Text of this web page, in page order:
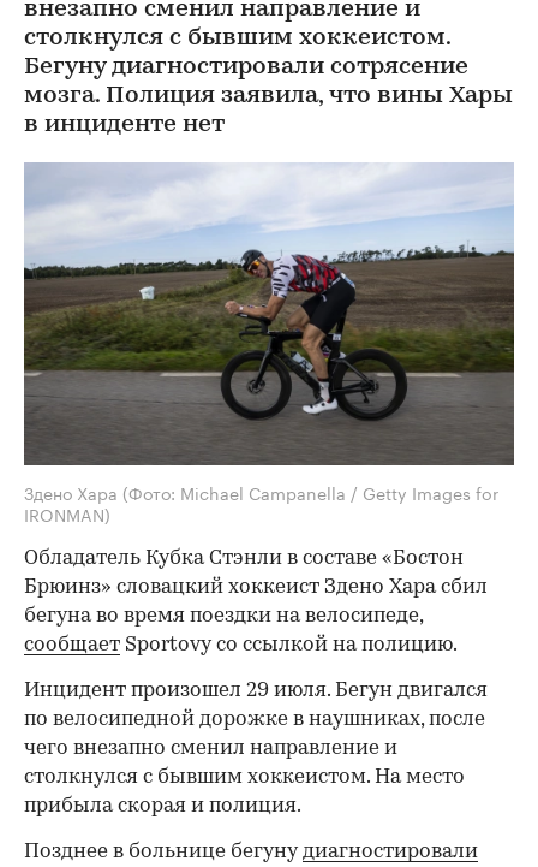
внезапно сменил направление и
столкнулся с бывшим хоккеистом.
Бегуну диагностировали сотрясение
мозга. Полиция заявила, что вины Хары
в инциденте нет
Здено Хара (Фото: Michael Campanella / Getty Images for
IRONMAN)
Обладатель Кубка Стэнли в составе «Бостон
Брюинз» словацкий хоккеист Здено Хара сбил
бегуна во время поездки на велосипеде,
сообщает Sportovy со ссылкой на полицию.
Инцидент произошел 29 июля. Бегун двигался
по велосипедной дорожке в наушниках, после
чего внезапно сменил направление и
столкнулся с бывшим хоккеистом. На место
прибыла скорая и полиция.
Позднее в больнице бегунудиагностировали